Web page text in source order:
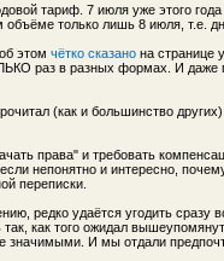
тариф. 7 июля уже этого
объёме только лишь 8 июля, т.е.
этом чётко сказано на странице
раз в разных формах. И даже
(как и большинство
права" и требовать
непонятно и интересно,
переписки.
редко удаётся угодить сразу
как того ожидал
значимыми. И мы отдали